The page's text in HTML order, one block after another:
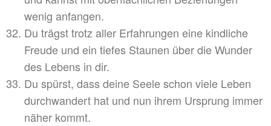
wenig anfangen.
Du trägst trotz aller Erfahrungen eine kindliche
Freude und ein tiefes Staunen über die Wunder
des Lebens in dir.
Du spürst, dass deine Seele schon viele Leben
durchwandert hat und nun ihrem Ursprung immer
näher kommt.